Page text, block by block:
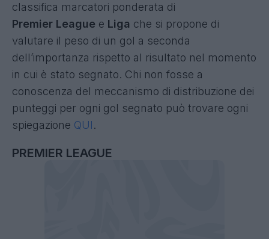
classifica marcatori ponderata di
Premier League e Liga che si propone di
valutare il peso di un gol a seconda
dell’importanza rispetto al risultato nel momento
in cui è stato segnato. Chi non fosse a
conoscenza del meccanismo di distribuzione dei
punteggi per ogni gol segnato può trovare ogni
spiegazione QUI.
PREMIER LEAGUE